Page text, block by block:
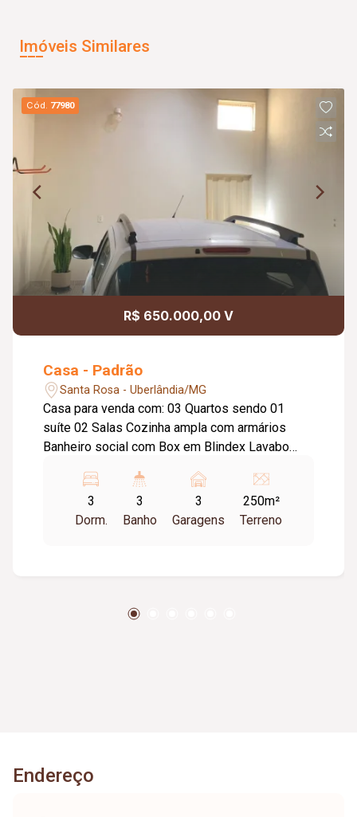
Imóveis Similares
Cód. 77980
R$ 650.000,00 V
Casa - Padrão
Santa Rosa - Uberlândia/MG
Casa para venda com: 03 Quartos sendo 01
suíte 02 Salas Cozinha ampla com armários
Banheiro social com Box em Blindex Lavabo
Ducha externa Garagem para 03 carros 06
Placas de energia solar Portão Eletrônico Cerca
Elétrica Sanca em Gesso Agende sua visita e
3
Dorm.
3
Banho
3
Garagens
250m²
Terreno
Endereço